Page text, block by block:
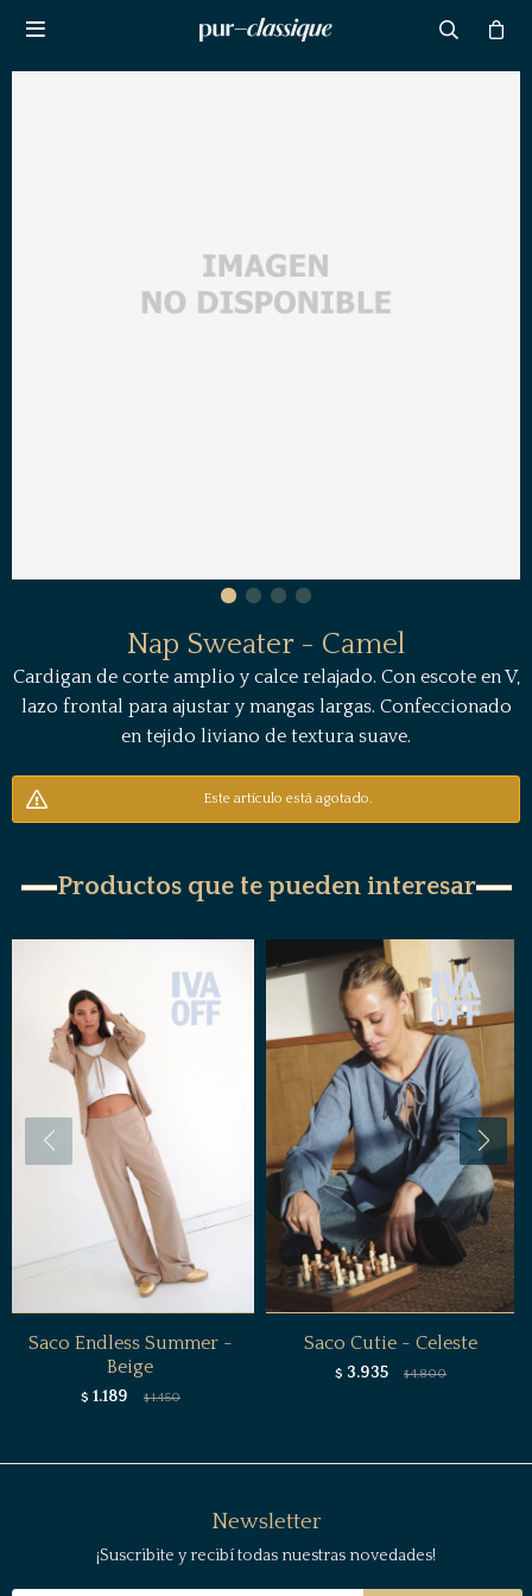

Nap Sweater - Camel
Cardigan de corte amplio y calce relajado. Con escote en V,
lazo frontal para ajustar y mangas largas. Confeccionado
en tejido liviano de textura suave.
Este artículo está agotado.
Productos que te pueden interesar
Saco Endless Summer -
Beige
$ 1.189 $ 1.450
Saco Cutie - Celeste
$ 3.935 $ 4.800
Newsletter
¡Suscribite y recibí todas nuestras novedades!